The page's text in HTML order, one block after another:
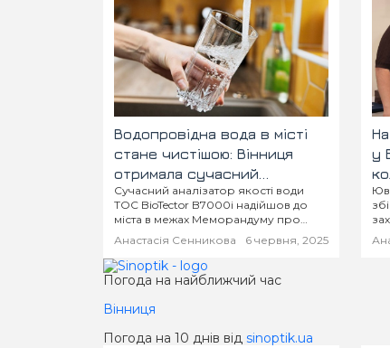
Водопровідна вода в місті
стане чистішою: Вінниця
отримала сучасний
аналізатор води від
партнерів з Цюріха
Сучасний аналізатор якості води
TOC BioTector B7000i надійшов до
міста в межах Меморандуму про
співпрацю з Цюріхом
Анастасія Сенникова 6 червня, 2025
у
Погода на найближчий час
Вінниця
Погода на 10 днів від sinoptik.ua